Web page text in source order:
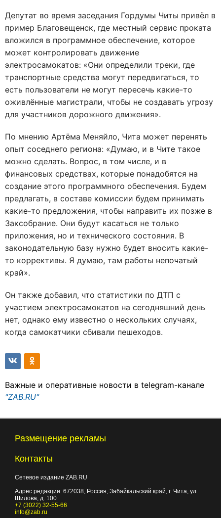
Депутат во время заседания Гордумы Читы привёл в
пример Благовещенск, где местный сервис проката
вложился в программное обеспечение, которое
может контролировать движение
электросамокатов: «Они определили треки, где
транспортные средства могут передвигаться, то
есть пользователи не могут пересечь какие-то
оживлённые магистрали, чтобы не создавать угрозу
для участников дорожного движения».
По мнению Артёма Меняйло, Чита может перенять
опыт соседнего региона: «Думаю, и в Чите такое
можно сделать. Вопрос, в том числе, и в
финансовых средствах, которые понадобятся на
создание этого программного обеспечения. Будем
предлагать, в составе комиссии будем принимать
какие-то предложения, чтобы направить их позже в
Заксобрание. Они будут касаться не только
приложения, но и технического состояния. В
законодательную базу нужно будет вносить какие-
то коррективы. Я думаю, там работы непочатый
край».
Он также добавил, что статистики по ДТП с
участием электросамокатов на сегодняшний день
нет, однако ему известно о нескольких случаях,
когда самокатчики сбивали пешеходов.
Важные и оперативные новости в telegram-канале
"ZAB.RU"
Размещение рекламы
Контакты
Сетевое издание ZAB.RU
Адрес редакции: 672038 , Россия, Забайкальский край, г. Чита ул.
Шилова, д. 100
+7 (3022) 32-55-66
info@zab.ru